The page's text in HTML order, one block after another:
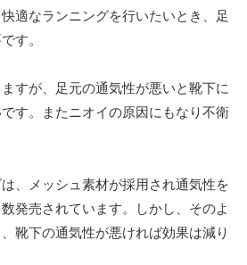
適なランニングを行いたいとき、足
す。
すが、足元の通気性が悪いと靴下に
す。またニオイの原因にもなり不衛
、メッシュ素材が採用され通気性を
発売されています。しかし、そのよ
靴下の通気性が悪ければ効果は減り